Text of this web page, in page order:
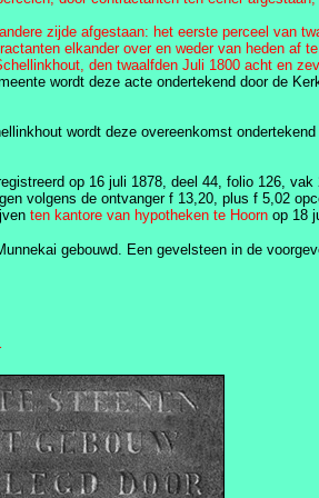
zijde afgestaan: het eerste perceel van
elkander over en weder van heden af
den twaalfden Juli 1800 acht en
wordt deze acte ondertekend door de
wordt deze overeenkomst ondertekend
op 16 juli 1878, deel 44, folio 126,
volgens de ontvanger f 13,20, plus f 5,02
ten kantore van hypotheken te Hoorn op 18
gebouwd. Een gevelsteen in de